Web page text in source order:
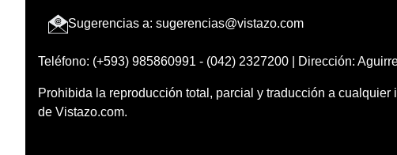
Sugerencias a: sugerencias@vistazo.com
Teléfono: (+593) 985860991 - (042) 2327200 | Dirección:
Prohibida la reproducción total, parcial y traducción a
de Vistazo.com.